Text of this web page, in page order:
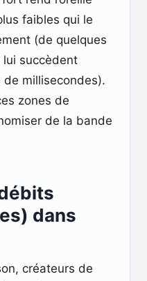
faibles qui le
(de quelques
lui succèdent
de millisecondes).
zones de
de la bande
dans
créateurs de